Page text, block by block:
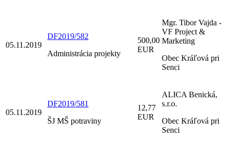
05.11.2019
DF2019/582
Administrácia projekty
500,00
EUR
Mgr. Tibor Vajda -
VF Project &
Marketing
Obec Kráľová pri
Senci
05.11.2019
DF2019/581
ŠJ MŠ potraviny
12,77
EUR
ALICA Benická,
s.r.o.
Obec Kráľová pri
Senci